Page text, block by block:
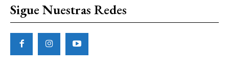
Sigue Nuestras Redes